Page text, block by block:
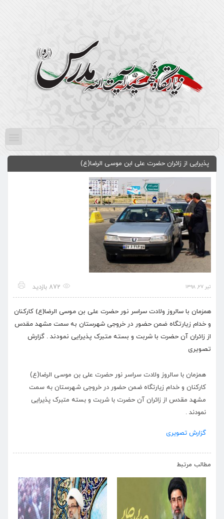
پذیرایی از زائران حضرت علی ابن موسی الرضا(ع)
تیر ۲۷, ۱۳۹۸ 872 بازدید
همزمان با سالروز ولادت سراسر نور حضرت علی بن موسی الرضا(ع) کارکنان
و خدام زیارتگاه ضمن حضور در خروجی شهرستان به سمت مشهد مقدس
از زائران آن حضرت با شربت و بسته متبرک پذیرایی نمودند . گزارش
تصویری
همزمان با سالروز ولادت سراسر نور حضرت علی بن موسی الرضا(ع)
کارکنان و خدام زیارتگاه ضمن حضور در خروجی شهرستان به سمت
مشهد مقدس از زائران آن حضرت با شربت و بسته متبرک پذیرایی
نمودند .
گزارش تصویری
مطالب مرتبط